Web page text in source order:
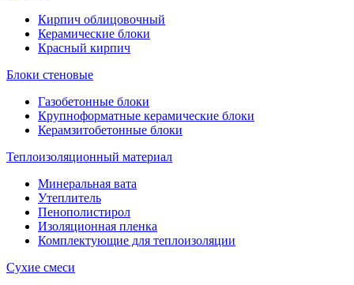
Кирпич облицовочный
Керамические блоки
Красный кирпич
Блоки стеновые
Газобетонные блоки
Крупноформатные керамические блоки
Керамзитобетонные блоки
Теплоизоляционный материал
Минеральная вата
Утеплитель
Пенополистирол
Изоляционная пленка
Комплектующие для теплоизоляции
Сухие смеси